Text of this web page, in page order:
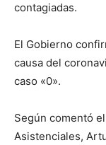
contagiadas.
El Gobierno
causa del
caso «0».
Según comentó
Asistenciales,